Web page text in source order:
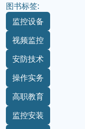
图书标签:
监控设备
视频监控
安防技术
操作实务
高职教育
监控安装